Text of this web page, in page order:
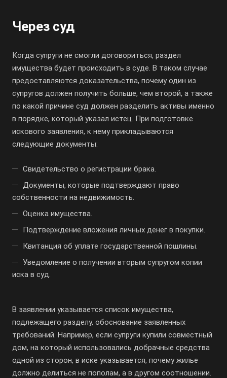
Через суд
Когда супруги не смогли договориться, раздел
имущества будет происходить в суде. В таком случае
предоставляются доказательства, почему один из
супругов должен получить больше, чем второй, а также
по какой причине суд должен разделить активы именно
в порядке, который указал истец. При подготовке
искового заявления, к нему прикладываются
следующие документы:
Свидетельство о регистрации брака.
Документы, которые подтверждают право
собственности на недвижимость.
Оценка имущества.
Подтверждение вложения личных денег в покупки.
Квитанция об уплате государственной пошлины.
Уведомление о получении вторым супругом копии
иска в суд.
В заявлении указывается список имущества,
подлежащего разделу, обоснование заявленных
требований. Например, если супруги купили совместный
дом, на который использовались добрачные средства
одной из сторон, в иске указывается, почему жилье
должно делиться не пополам, а в другом соотношении.